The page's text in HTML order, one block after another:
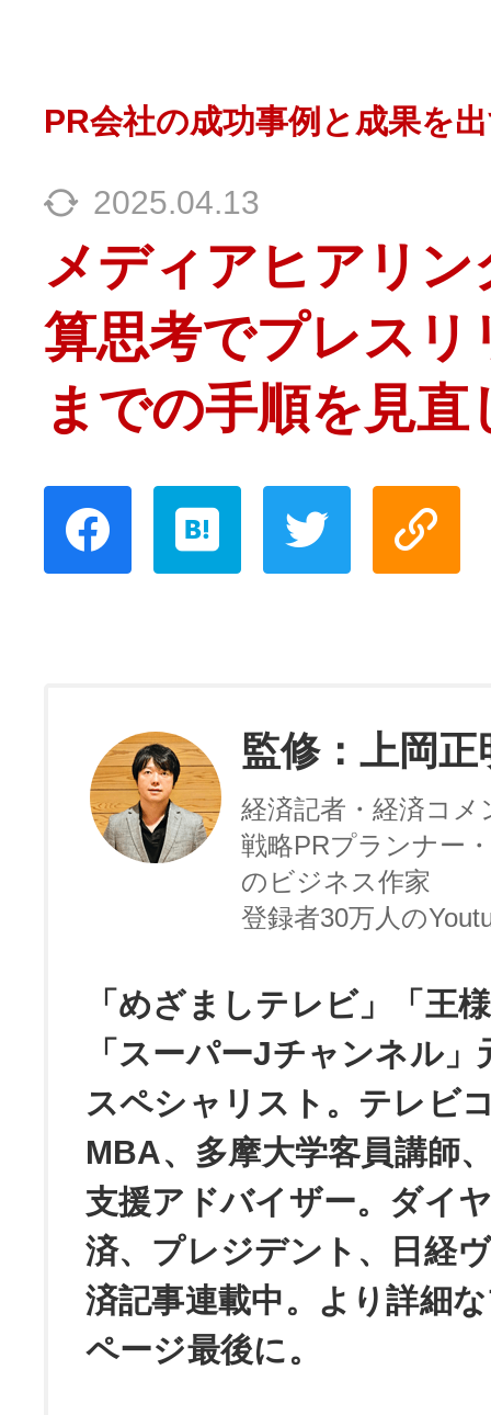
PR会社の成功事例と成果を
2025.04.13
メディアヒアリン
算思考でプレスリ
までの手順を見
監修：上岡正
経済記者・経済コメ
戦略PRプランナー
のビジネス作家
登録者30万人の
「めざましテレビ」「王
「スーパーJチャンネル
スペシャリスト。テレビ
MBA、多摩大学客員講師
支援アドバイザー。ダイ
済、プレジデント、日経
済記事連載中。より詳細
ページ最後に。